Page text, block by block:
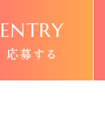
ENTRY
応募する